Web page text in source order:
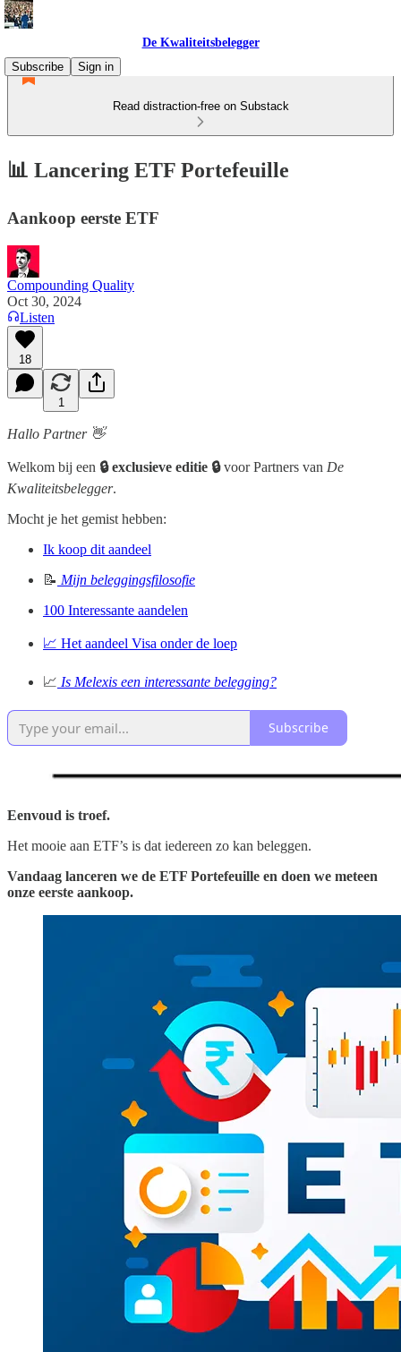
De Kwaliteitsbelegger
Subscribe
Sign in
Read distraction-free on Substack
📊 Lancering ETF Portefeuille
Aankoop eerste ETF
Compounding Quality
Oct 30, 2024
Listen
18
1
Hallo Partner 👋
Welkom bij een 🔒 exclusieve editie 🔒voor Partners van De
Kwaliteitsbelegger.
Mocht je het gemist hebben:
Ik koop dit aandeel
📝 Mijn beleggingsfilosofie
100 Interessante aandelen
📈 Het aandeel Visa onder de loep
📈 Is Melexis een interessante belegging?
Subscribe
Eenvoud is troef.
Het mooie aan ETF’s is dat iedereen zo kan beleggen.
Vandaag lanceren we de ETF Portefeuille en doen we meteen
onze eerste aankoop.